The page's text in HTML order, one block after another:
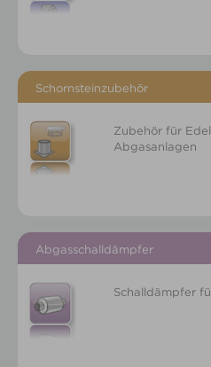
Schornsteinzubehör
Zubehör für
Abgasanlagen
Abgasschalldämpfer
Schalldämpfer